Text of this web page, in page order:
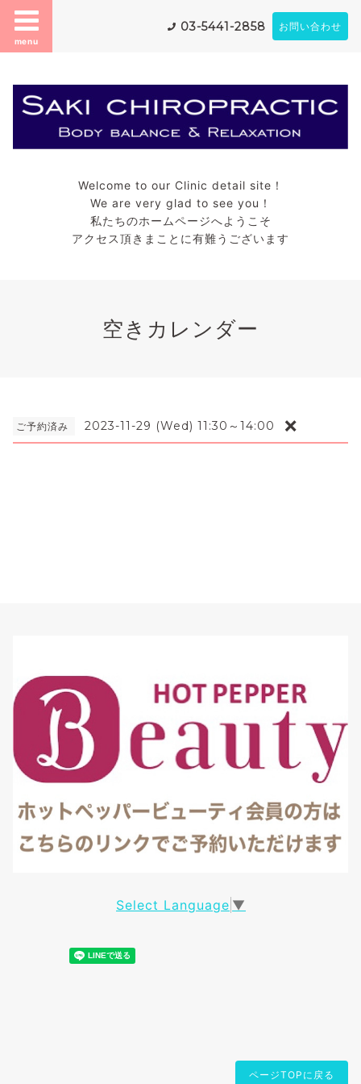
menu
03-5441-2858 お問い合わせ
Welcome to our Clinic detail site！
We are very glad to see you！
私たちのホームページへようこそ
アクセス頂きまことに有難うございます
空きカレンダー
ご予約済み 2023-11-29 (Wed) 11:30～14:00 ❌
Select Language ▼
ページTOPに戻る